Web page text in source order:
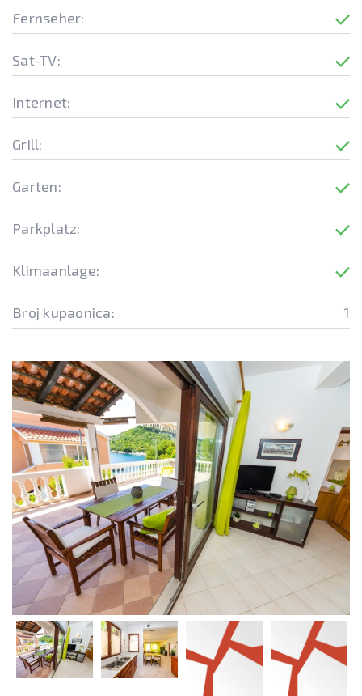
Fernseher:
Sat-TV:
Internet:
Grill:
Garten:
Parkplatz:
Klimaanlage:
Broj kupaonica: 1